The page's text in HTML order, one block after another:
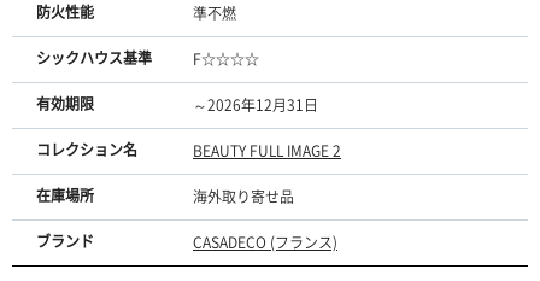
防火性能 準不燃
シックハウス基準 F☆☆☆☆
有効期限 ～2026年12月31日
コレクション名 BEAUTY FULL IMAGE 2
在庫場所 海外取り寄せ品
ブランド CASADECO (フランス)